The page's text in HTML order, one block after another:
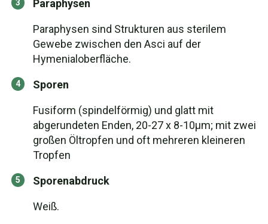
Paraphysen
Paraphysen sind Strukturen aus sterilem
Gewebe zwischen den Asci auf der
Hymenialoberfläche.
Sporen
Fusiform (spindelförmig) und glatt mit
abgerundeten Enden, 20-27 x 8-10μm; mit zwei
großen Öltropfen und oft mehreren kleineren
Tropfen
Sporenabdruck
Weiß.